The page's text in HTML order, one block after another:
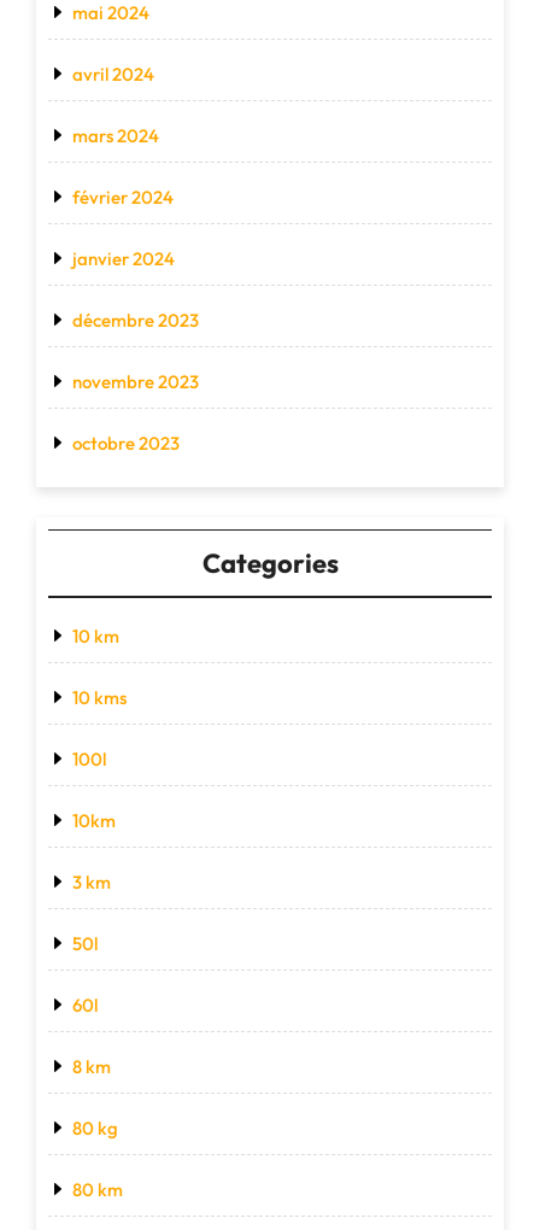
mai 2024
avril 2024
mars 2024
février 2024
janvier 2024
décembre 2023
novembre 2023
octobre 2023
Categories
10 km
10 kms
100l
10km
3 km
50l
60l
8 km
80 kg
80 km